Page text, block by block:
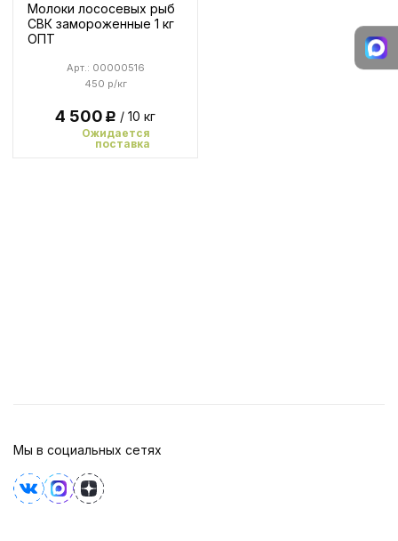
Молоки лососевых рыб
СВК замороженные 1 кг
ОПТ
450 р/кг
Арт.: 00000516
4 500Р / 10 кг
Ожидается
поставка
Мы в социальных сетях